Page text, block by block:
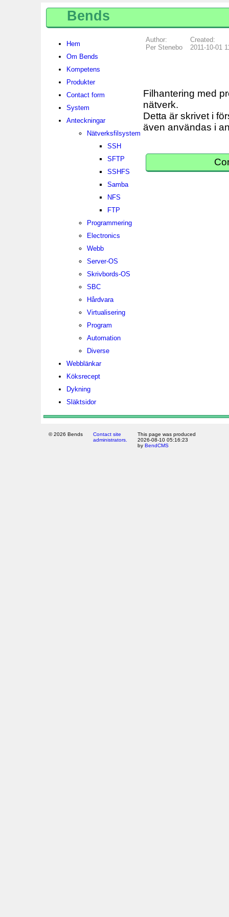
Bends
Hem
Om Bends
Kompetens
Produkter
Contact form
System
Anteckningar
Nätverksfilsystem
SSH
SFTP
SSHFS
Samba
NFS
FTP
Programmering
Electronics
Webb
Server-OS
Skrivbords-OS
SBC
Hårdvara
Virtualisering
Program
Automation
Diverse
Webblänkar
Köksrecept
Dykning
Släktsidor
Author:
Per Stenebo
Created:
2011-10-01
Filhantering med
nätverk.
Detta är skrivet i
även användas i
© 2026 Bends
Contact site
administrators.
This page was produced
2026-08-10 05:16:23
by BendCMS